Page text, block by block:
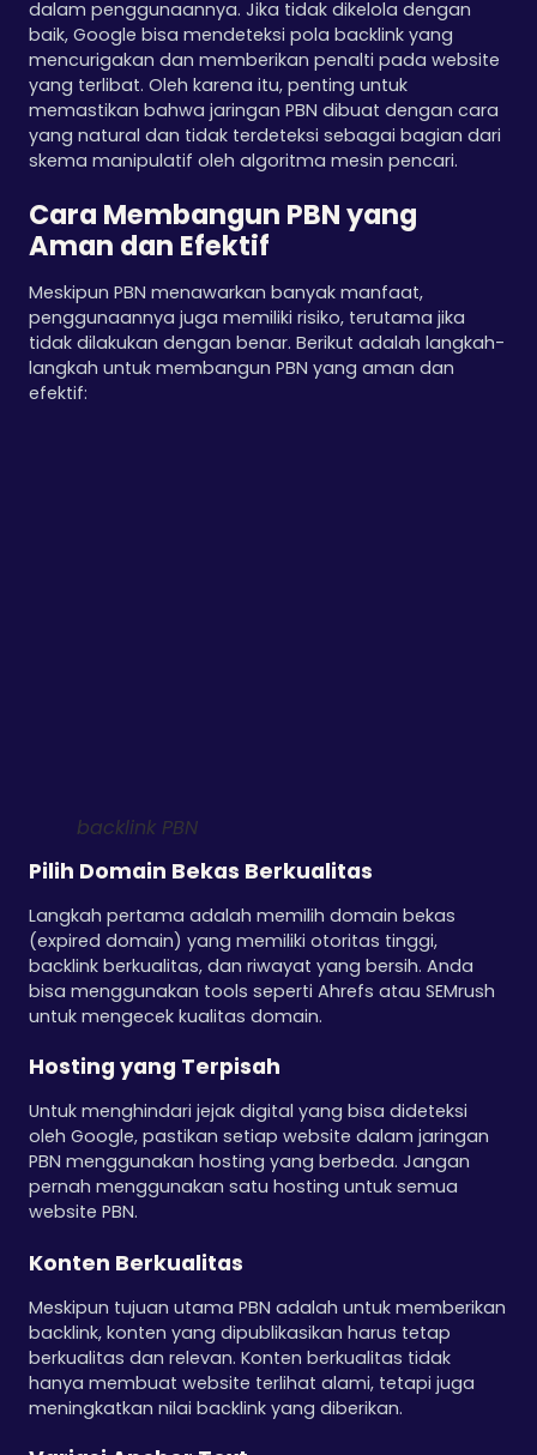
dalam penggunaannya. Jika tidak dikelola dengan
baik, Google bisa mendeteksi pola backlink yang
mencurigakan dan memberikan penalti pada website
yang terlibat. Oleh karena itu, penting untuk
memastikan bahwa jaringan PBN dibuat dengan cara
yang natural dan tidak terdeteksi sebagai bagian dari
skema manipulatif oleh algoritma mesin pencari.
Cara Membangun PBN yang
Aman dan Efektif
Meskipun PBN menawarkan banyak manfaat,
penggunaannya juga memiliki risiko, terutama jika
tidak dilakukan dengan benar. Berikut adalah langkah-
langkah untuk membangun PBN yang aman dan
efektif:
backlink PBN
Pilih Domain Bekas Berkualitas
Langkah pertama adalah memilih domain bekas
(expired domain) yang memiliki otoritas tinggi,
backlink berkualitas, dan riwayat yang bersih. Anda
bisa menggunakan tools seperti Ahrefs atau SEMrush
untuk mengecek kualitas domain.
Hosting yang Terpisah
Untuk menghindari jejak digital yang bisa dideteksi
oleh Google, pastikan setiap website dalam jaringan
PBN menggunakan hosting yang berbeda. Jangan
pernah menggunakan satu hosting untuk semua
website PBN.
Konten Berkualitas
Meskipun tujuan utama PBN adalah untuk memberikan
backlink, konten yang dipublikasikan harus tetap
berkualitas dan relevan. Konten berkualitas tidak
hanya membuat website terlihat alami, tetapi juga
meningkatkan nilai backlink yang diberikan.